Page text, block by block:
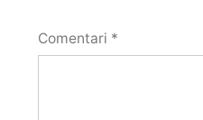
Comentari *